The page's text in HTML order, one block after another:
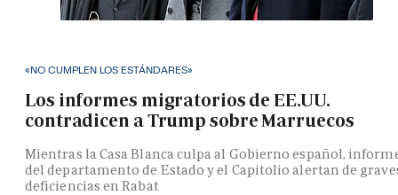
«NO CUMPLEN LOS ESTÁNDARES»
Los informes migratorios de EE.UU.
contradicen a Trump sobre Marruecos
Mientras la Casa Blanca culpa al Gobierno español,
del departamento de Estado y el Capitolio alertan de
deficiencias en Rabat